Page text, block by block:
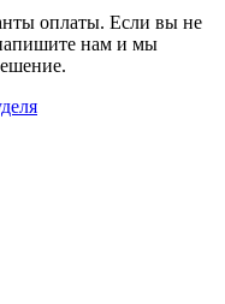
оплаты. Если вы не
нам и мы